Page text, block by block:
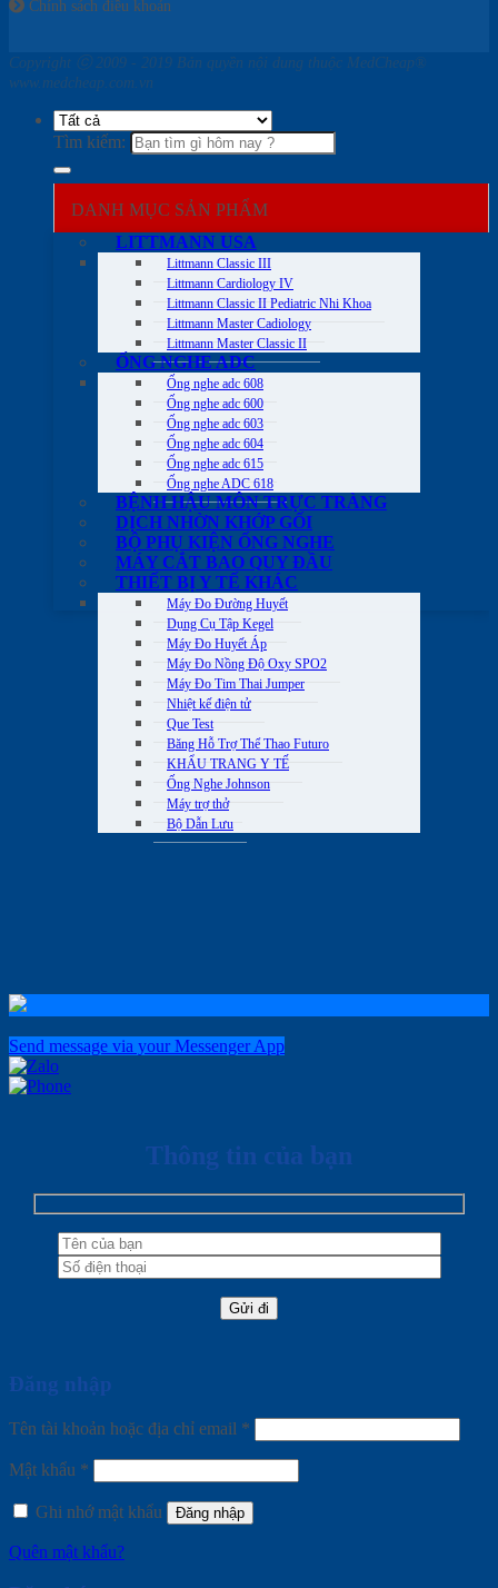
Chính sách điều khoản
Copyright ⓒ 2009 - 2019 Bản quyền nội dung thuộc MedCheap®
www.medcheap.com.vn
Tìm kiếm:
DANH MỤC SẢN PHẨM
LITTMANN USA
Littmann Classic III
Littmann Cardiology IV
Littmann Classic II Pediatric Nhi Khoa
Littmann Master Cadiology
Littmann Master Classic II
ỐNG NGHE ADC
Ống nghe adc 608
Ống nghe adc 600
Ống nghe adc 603
Ống nghe adc 604
Ống nghe adc 615
Ống nghe ADC 618
BỆNH HẬU MÔN TRỰC TRÀNG
DỊCH NHỜN KHỚP GỐI
BỘ PHỤ KIỆN ỐNG NGHE
MÁY CẮT BAO QUY ĐẦU
THIẾT BỊ Y TẾ KHÁC
Máy Đo Đường Huyết
Dụng Cụ Tập Kegel
Máy Đo Huyết Áp
Máy Đo Nồng Độ Oxy SPO2
Máy Đo Tim Thai Jumper
Nhiệt kế điện tử
Que Test
Băng Hỗ Trợ Thể Thao Futuro
KHẨU TRANG Y TẾ
Ống Nghe Johnson
Máy trợ thở
Bộ Dẫn Lưu
Send message via your Messenger App
Thông tin của bạn
Đăng nhập
Tên tài khoản hoặc địa chỉ email *
Mật khẩu *
Ghi nhớ mật khẩu Đăng nhập
Quên mật khẩu?